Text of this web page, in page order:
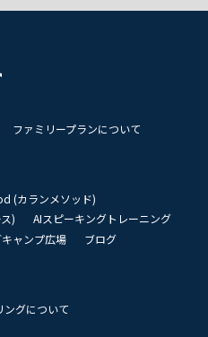
ファミリープランについて
(カランメソッド)
)
AIスピーキングトレーニング
ャンプ広場
ブログ
ングについて